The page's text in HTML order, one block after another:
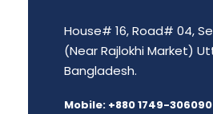
House# 16, Road# 04,
(Near Rajlokhi Market)
Bangladesh.
Mobile: +880 1749-306090